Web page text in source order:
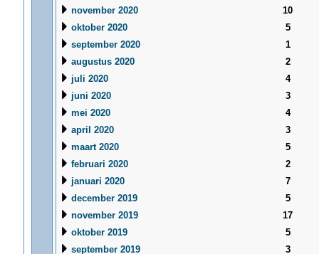
november 2020
10
oktober 2020
5
september 2020
1
augustus 2020
2
juli 2020
4
juni 2020
3
mei 2020
4
april 2020
3
maart 2020
5
februari 2020
2
januari 2020
7
december 2019
5
november 2019
17
oktober 2019
5
september 2019
3